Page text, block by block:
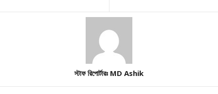
স্টাফ রিপোর্টারঃ MD Ashik